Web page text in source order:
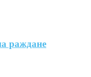
раждане